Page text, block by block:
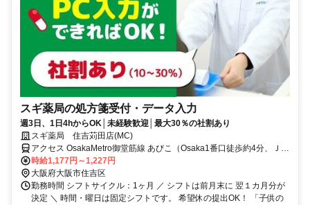
スギ薬局の処方箋受付・データ入力
週3日、1日4hからOK│未経験歓迎│最大30％の社割あり
スギ薬局 住吉苅田店(MC)
アクセス OsakaMetro御堂筋線 あびこ（Osaka1番口徒歩約4分、ＪＲ
阪和線 我孫子町（阪和線）南出口徒歩約13分、OsakaMetro御堂筋線
長居（Osaka4番口徒歩約17分
時給1,177円～1,227円
大阪府大阪市住吉区
勤務時間 シフトサイクル：1ヶ月 ／ シフトは前月末に 翌１カ月分が
決定 ＼ 時間・曜日は固定シフトです。 希望休の提出OK！ 「子供の